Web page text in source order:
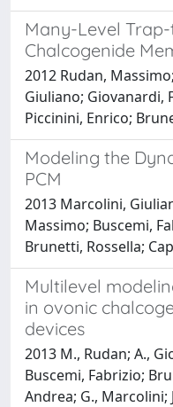
Many-Level
Chalcogenide
2012 Rudan,
Giuliano; Giovanardi,
Piccinini, Enrico;
Modeling the
PCM
2013 Marcolini,
Massimo; Buscemi,
Brunetti, Rossella;
Multilevel
in ovonic
devices
2013 M., Rudan; A.,
Buscemi, Fabrizio;
Andrea; G., Marcolini;